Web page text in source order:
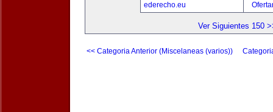
ederecho.eu
Ver Siguientes 150
<< Categoria Anterior (Miscelaneas (varios))